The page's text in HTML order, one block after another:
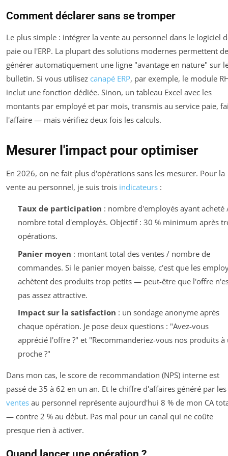
Comment déclarer sans se tromper
Le plus simple : intégrer la vente au personnel dans le logiciel
paie ou l'ERP. La plupart des solutions modernes permettent de
générer automatiquement une ligne "avantage en nature" sur
bulletin. Si vous utilisez canapé ERP, par exemple, le module
inclut une fonction dédiée. Sinon, un tableau Excel avec les
montants par employé et par mois, transmis au service paie,
l'affaire — mais vérifiez deux fois les calculs.
Mesurer l'impact pour optimiser
En 2026, on ne fait plus d'opérations sans les mesurer. Pour la
vente au personnel, je suis trois indicateurs :
Taux de participation : nombre d'employés ayant acheté
nombre total d'employés. Objectif : 30 % minimum après
opérations.
Panier moyen : montant total des ventes / nombre de
commandes. Si le panier moyen baisse, c'est que les
achètent des produits trop petits — peut-être que l'offre
pas assez attractive.
Impact sur la satisfaction : un sondage anonyme après
chaque opération. Je pose deux questions : "Avez-vous
apprécié l'offre ?" et "Recommanderiez-vous nos produits à
proche ?"
Dans mon cas, le score de recommandation (NPS) interne est
passé de 35 à 62 en un an. Et le chiffre d'affaires généré par les
ventes au personnel représente aujourd'hui 8 % de mon CA
— contre 2 % au début. Pas mal pour un canal qui ne coûte
presque rien à activer.